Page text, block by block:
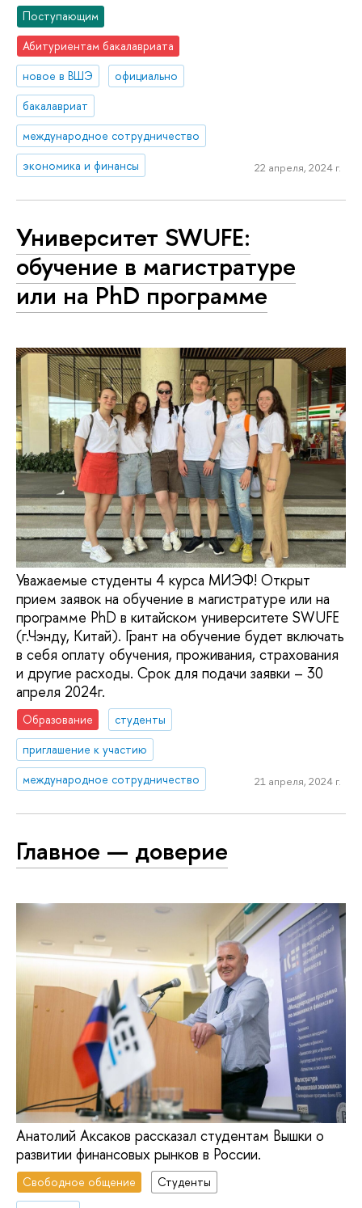
Поступающим
Абитуриентам бакалавриата
новое в ВШЭ
официально
бакалавриат
международное сотрудничество
экономика и финансы
22 апреля, 2024 г.
Университет SWUFE:
обучение в магистратуре
или на PhD программе
Уважаемые студенты 4 курса МИЭФ! Открыт
прием заявок на обучение в магистратуре или на
программе PhD в китайском университете SWUFE
(г.Чэнду, Китай). Грант на обучение будет включать
в себя оплату обучения, проживания, страхования
и другие расходы. Срок для подачи заявки – 30
апреля 2024г.
Образование
студенты
приглашение к участию
международное сотрудничество
21 апреля, 2024 г.
Главное — доверие
Анатолий Аксаков рассказал студентам Вышки о
развитии финансовых рынков в России.
Свободное общение
Студенты